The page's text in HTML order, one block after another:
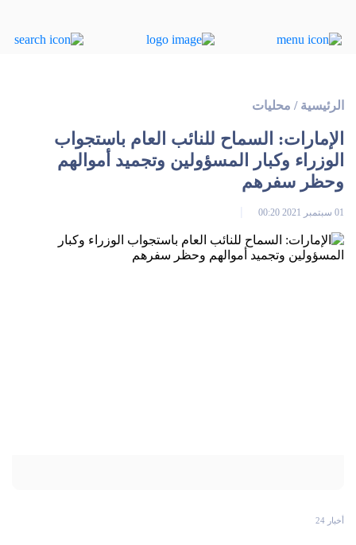
الرئيسية / محليات
الإمارات: السماح للنائب العام باستجواب
الوزراء وكبار المسؤولين وتجميد أموالهم
وحظر سفرهم
01 سبتمبر 2021 00:20
أخبار 24